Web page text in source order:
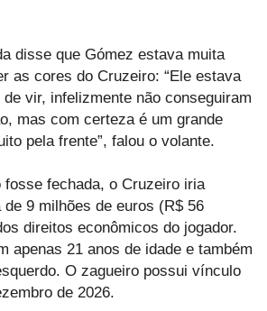
disse que Gómez estava muita
as cores do Cruzeiro: “Ele estava
vir, infelizmente não conseguiram
mas com certeza é um grande
pela frente”, falou o volante.
fosse fechada, o Cruzeiro iria
9 milhões de euros (R$ 56
direitos econômicos do jogador.
apenas 21 anos de idade e também
O zagueiro possui vínculo
de 2026.